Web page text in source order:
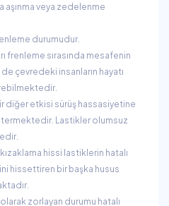
veya zedelenme
durumudur.
frenleme sırasında mesafenin
çevredeki insanların hayatı
diğer etkisi sürüş hassasiyetine
Lastikler olumsuz
hissi lastiklerin hatalı
hissettiren bir başka husus
zorlayan durumu hatalı